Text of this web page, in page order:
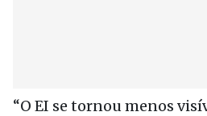
“O EI se tornou menos